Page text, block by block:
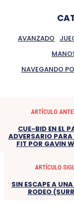
AVANZADO
NAVEGANDO
ARTÍCULO
CUE-BID EN EL
ADVERSARIO
FIT POR GAVIN
ARTÍCULO
SIN ESCAPE A
RODEO